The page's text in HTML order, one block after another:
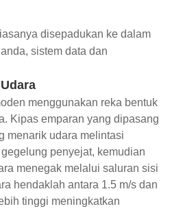
disepadukan ke dalam
sistem data dan
menggunakan reka bentuk
Kipas emparan yang dipasang
menarik udara melintasi
penyejat, kemudian
menegak melalui saluran sisi
hendaklah antara 1.5 m/s dan
tinggi meningkatkan